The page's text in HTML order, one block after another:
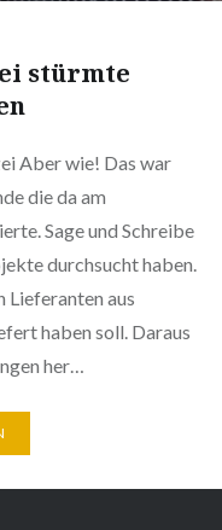
stürmte
Aber wie! Das war
die da am
Sage und Schreibe
durchsucht haben.
Lieferanten aus
haben soll. Daraus
her…